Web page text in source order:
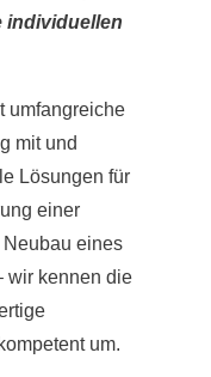
individuellen
umfangreiche
mit und
Lösungen für
einer
eines
wir kennen die
um.